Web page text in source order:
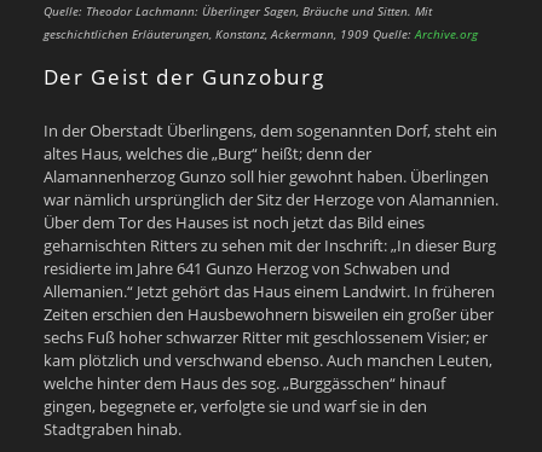
Quelle: Theodor Lachmann: Überlinger Sagen, Bräuche und Sitten. Mit
geschichtlichen Erläuterungen, Konstanz, Ackermann, 1909 Quelle: Archive.org
Der Geist der Gunzoburg
In der Oberstadt Überlingens, dem sogenannten Dorf, steht ein
altes Haus, welches die „Burg“ heißt; denn der
Alamannenherzog Gunzo soll hier gewohnt haben. Überlingen
war nämlich ursprünglich der Sitz der Herzoge von Alamannien.
Über dem Tor des Hauses ist noch jetzt das Bild eines
geharnischten Ritters zu sehen mit der Inschrift: „In dieser Burg
residierte im Jahre 641 Gunzo Herzog von Schwaben und
Allemanien.“ Jetzt gehört das Haus einem Landwirt. In früheren
Zeiten erschien den Hausbewohnern bisweilen ein großer über
sechs Fuß hoher schwarzer Ritter mit geschlossenem Visier; er
kam plötzlich und verschwand ebenso. Auch manchen Leuten,
welche hinter dem Haus des sog. „Burggässchen“ hinauf
gingen, begegnete er, verfolgte sie und warf sie in den
Stadtgraben hinab.